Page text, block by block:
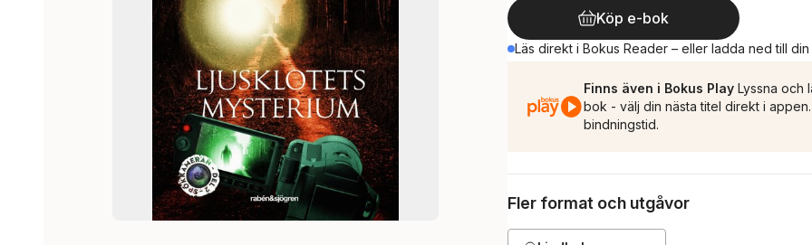
Köp e-bok
Läs direkt i Bokus Reader – eller ladda ned till
Finns även i Bokus Play Lyssna och
bok - välj din nästa titel direkt i
bindningstid.
Fler format och utgåvor